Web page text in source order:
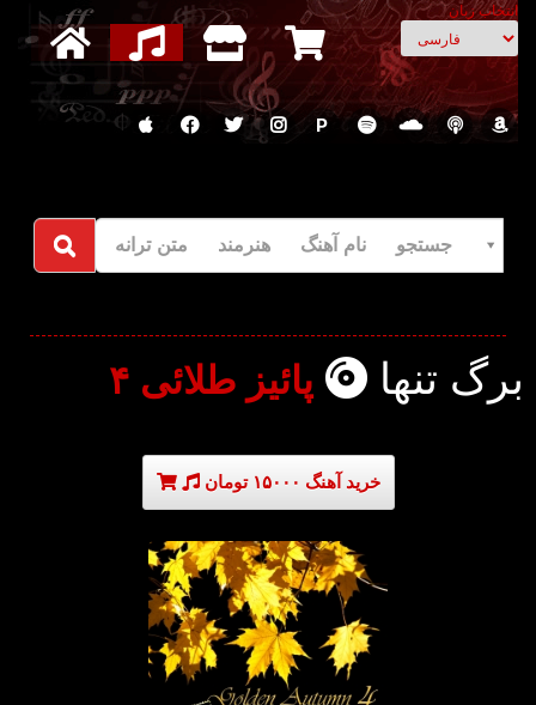
انتخاب زبان
P
جستجو نام آهنگ هنرمند متن ترانه
برگ تنها پائیز طلائی ۴
خرید آهنگ ۱۵۰۰۰ تومان